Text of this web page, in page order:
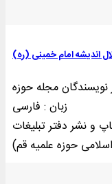
اندیشه امام خمینی (ره)
مجله حوزه
زبان : فارسی
و نشر دفتر تبليغات
اسلامی حوزه علميه قم)